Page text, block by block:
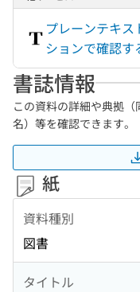
プレーンテキ
ションで確認す
書誌情報
この資料の詳細や典拠
名）等を確認できます。
紙
資料種別
図書
タイトル